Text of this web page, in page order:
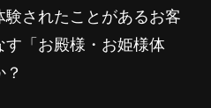
されたことがあるお客
「お殿様・お姫様体